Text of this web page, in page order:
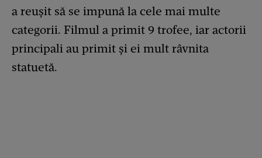
a reușit să se impună la cele mai multe
categorii. Filmul a primit 9 trofee, iar actorii
principali au primit și ei mult râvnita
statuetă.